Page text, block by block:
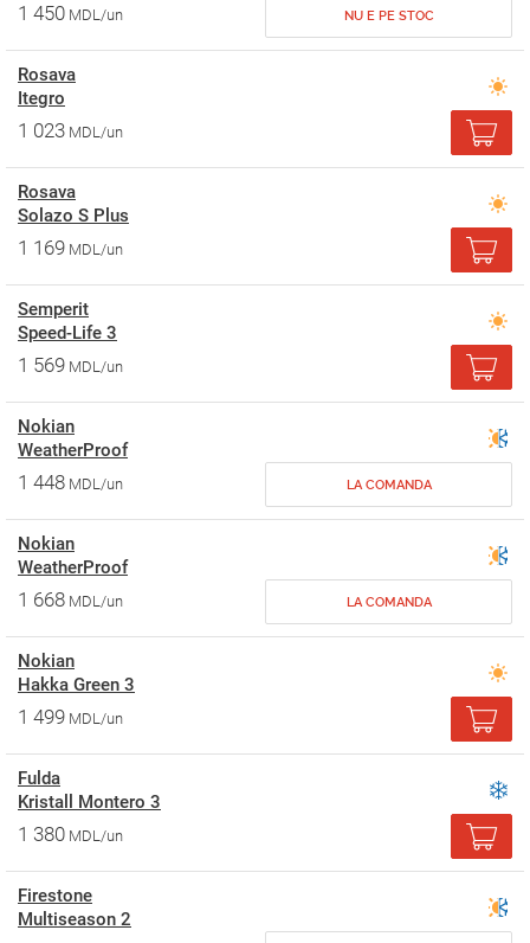
1 450 MDL/un NU E PE STOC
Rosava
Itegro
1 023 MDL/un
Rosava
Solazo S Plus
1 169 MDL/un
Semperit
Speed-Life 3
1 569 MDL/un
Nokian
WeatherProof
1 448 MDL/un LA COMANDA
Nokian
WeatherProof
1 668 MDL/un LA COMANDA
Nokian
Hakka Green 3
1 499 MDL/un
Fulda
Kristall Montero 3
1 380 MDL/un
Firestone
Multiseason 2